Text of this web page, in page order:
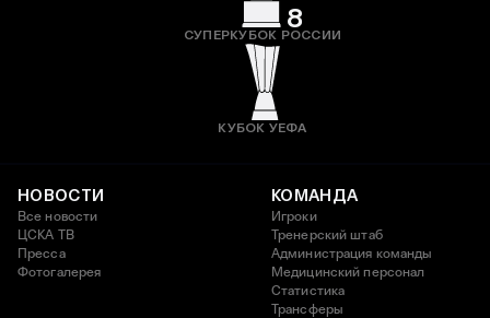
8
СУПЕРКУБОК РОССИИ
КУБОК УЕФА
НОВОСТИ
Все новости
ЦСКА ТВ
Пресса
Фотогалерея
КОМАНДА
Игроки
Тренерский штаб
Администрация команды
Медицинский персонал
Статистика
Трансферы